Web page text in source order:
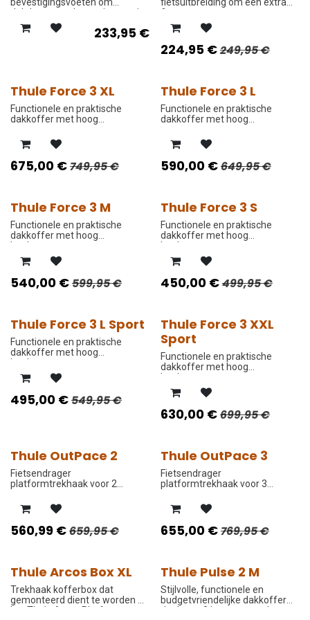
dakdragers te bevestigen op je
auto.
233,95€
fiets te vervoeren.
224,95€249,95€
PROMO PRIJS
Thule Force 3 XL
Functionele en praktische
dakkoffer met hoog
675,00 €749,95€
PROMO PRIJS
Thule Force 3 L
Functionele en praktische
dakkoffer met hoog
590,00€649,95€
PROMO PRIJS
Thule Force 3 M
Functionele en praktische
dakkoffer met hoog
laadvermogen.
540,00 €599,95€
PROMO PRIJS
Thule Force 3 S
Functionele en praktische
dakkoffer met hoog
laadvermogen.
450,00€499,95€
PROMO PRIJS
Thule Force 3 L Sport
Functionele en praktische
dakkoffer met hoog
laadvermogen.
495,00 €549,95€
PROMO PRIJS
Thule Force 3 XXL
Sport
Functionele en praktische
dakkoffer met hoog
laadvermogen.
630,00€699,95€
PROMO PRIJS
Thule OutPace 2
Fietsendrager
platformtrekhaak voor 2
560,99 €659,95€
PROMO PRIJS
Thule OutPace 3
Fietsendrager
platformtrekhaak voor 3
655,00€769,95€
PROMO PRIJS
Thule Arcos Box XL
Trekhaak kofferbox dat
gemonteerd dient te worden op
het Thule Arcos Platform.
PROMO PRIJS
Thule Pulse 2 M
Stijlvolle, functionele en
budgetvriendelijke dakkoffer
dat langs 2 kanten open kan.